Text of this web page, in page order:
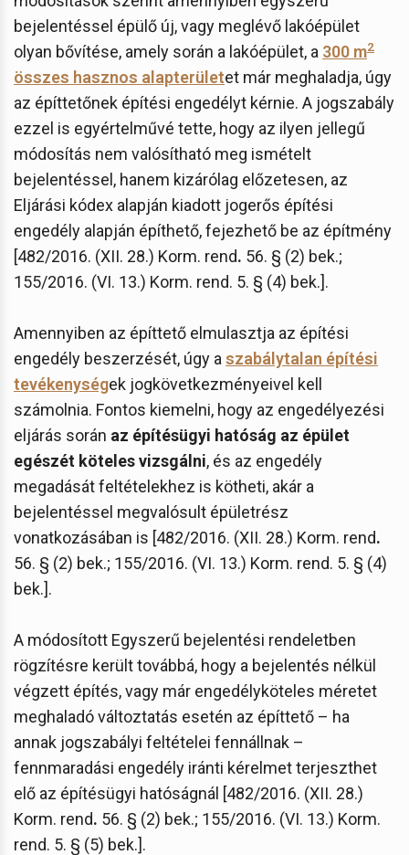
bejelentéssel épülő új, vagy meglévő lakóépület
olyan bővítése, amely során a lakóépület, a 300 m2
összes hasznos alapterületet már meghaladja, úgy
az építtetőnek építési engedélyt kérnie. A jogszabály
ezzel is egyértelművé tette, hogy az ilyen jellegű
módosítás nem valósítható meg ismételt
bejelentéssel, hanem kizárólag előzetesen, az
Eljárási kódex alapján kiadott jogerős építési
engedély alapján építhető, fejezhető be az építmény
[482/2016. (XII. 28.) Korm. rend. 56. § (2) bek.;
155/2016. (VI. 13.) Korm. rend. 5. § (4) bek.].
Amennyiben az építtető elmulasztja az építési
engedély beszerzését, úgy a szabálytalan építési
tevékenységek jogkövetkezményeivel kell
számolnia. Fontos kiemelni, hogy az engedélyezési
eljárás során az építésügyi hatóság az épület
egészét köteles vizsgálni, és az engedély
megadását feltételekhez is kötheti, akár a
bejelentéssel megvalósult épületrész
vonatkozásában is [482/2016. (XII. 28.) Korm. rend.
56. § (2) bek.; 155/2016. (VI. 13.) Korm. rend. 5. § (4)
bek.].
A módosított Egyszerű bejelentési rendeletben
rögzítésre került továbbá, hogy a bejelentés nélkül
végzett építés, vagy már engedélyköteles méretet
meghaladó változtatás esetén az építtető – ha
annak jogszabályi feltételei fennállnak –
fennmaradási engedély iránti kérelmet terjeszthet
elő az építésügyi hatóságnál [482/2016. (XII. 28.)
Korm. rend. 56. § (2) bek.; 155/2016. (VI. 13.) Korm.
rend. 5. § (5) bek.].